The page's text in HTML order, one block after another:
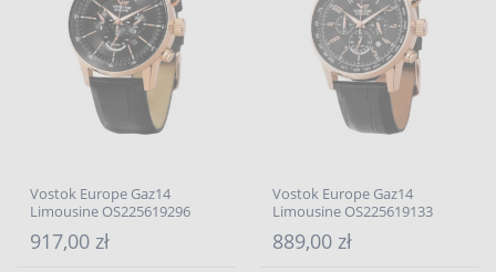
Vostok Europe Gaz14
Limousine OS225619296
917,00 zł
Vostok Europe Gaz14
Limousine OS225619133
889,00 zł